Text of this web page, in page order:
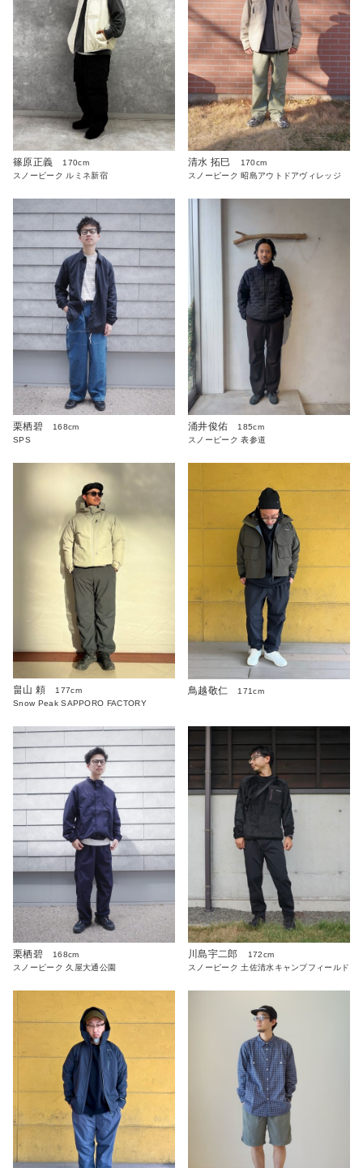
篠原正義
170cm
スノーピーク ルミネ新宿
清水 拓巳
170cm
スノーピーク 昭島アウトドアヴィレッジ
栗栖碧
168cm
SPS
涌井俊佑
185cm
スノーピーク 表参道
畠山 頼
177cm
Snow Peak SAPPORO FACTORY
鳥越敬仁 171cm
栗栖碧
168cm
スノーピーク 久屋大通公園
川島宇二郎
172cm
スノーピーク 土佐清水キャンプフィールド